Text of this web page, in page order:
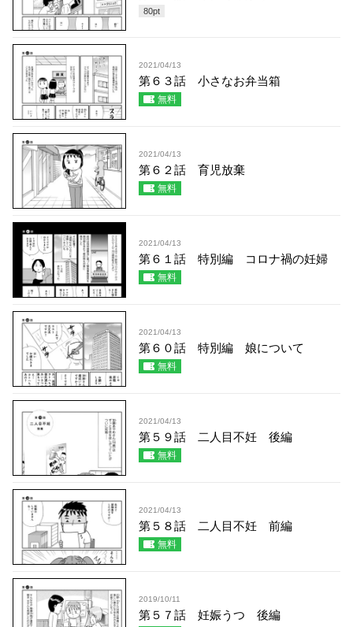
80pt
2021/04/13
第６３話 小さなお弁当箱
無料
2021/04/13
第６２話 育児放棄
無料
2021/04/13
第６１話 特別編 コロナ禍の妊婦
無料
2021/04/13
第６０話 特別編 娘について
無料
2021/04/13
第５９話 二人目不妊 後編
無料
2021/04/13
第５８話 二人目不妊 前編
無料
2019/10/11
第５７話 妊娠うつ 後編